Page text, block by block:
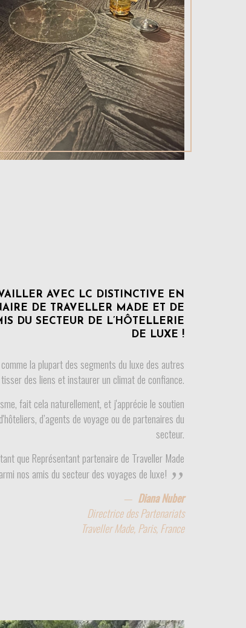
AVEC LC DISTINCTIVE EN
DE TRAVELLER MADE ET DE
DU SECTEUR DE L’HÔTELLERIE
DE LUXE !
la plupart des segments du luxe des autres
des liens et instaurer un climat de confiance.
fait cela naturellement, et j'apprécie le soutien
d’agents de voyage ou de partenaires du
secteur.
que Représentant partenaire de Traveller Made
nos amis du secteur des voyages de luxe!
Diana Nuber
Directrice des Partenariats
Traveller Made, Paris, France